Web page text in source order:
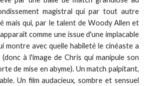
magistral qui par tout autre
mais qui, par le talent de Woody Allen et
comme une issue d'une implacable
montre avec quelle habileté le cinéaste a
à l'image de Chris qui manipule son
de mise en abyme). Un match palpitant,
Un film audacieux, sombre et sensuel